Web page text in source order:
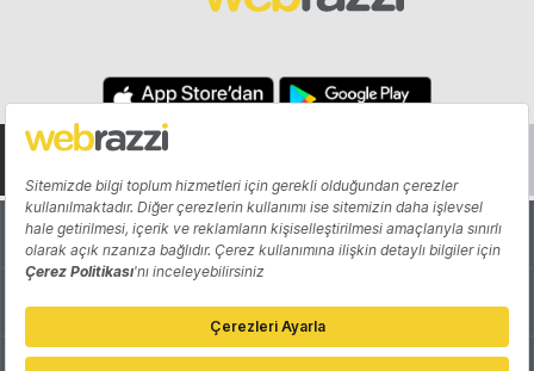
Hakkında Yazarlar
Katkıda Bulun Reklam